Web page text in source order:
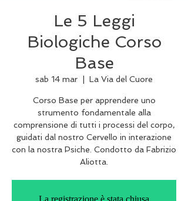
Le 5 Leggi
Biologiche Corso
Base
sab 14 mar La Via del Cuore
Corso Base per apprendere uno
strumento fondamentale alla
comprensione di tutti i processi del corpo,
guidati dal nostro Cervello in interazione
con la nostra Psiche. Condotto da Fabrizio
Aliotta.
La registrazione è stata chiusa